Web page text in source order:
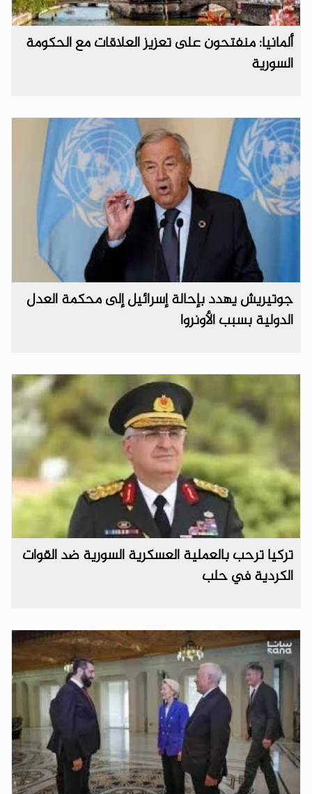
ألمانيا: منفتحون على تعزيز العلاقات مع الحكومة
السورية
جوتيريش يهدد بإحالة إسرائيل إلى محكمة العدل
الدولية بسبب الأونروا
تركيا ترحب بالعملية العسكرية السورية ضد القوات
الكردية في حلب